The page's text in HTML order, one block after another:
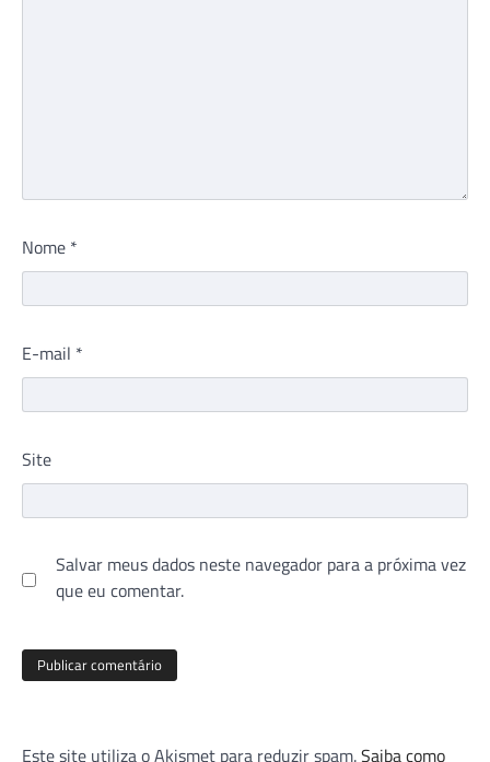
Nome *
E-mail *
Site
Salvar meus dados neste navegador para a próxima vez
que eu comentar.
Este site utiliza o Akismet para reduzir spam.Saiba como